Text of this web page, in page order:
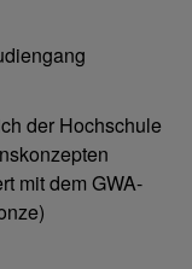
der Hochschule
mit dem GWA-